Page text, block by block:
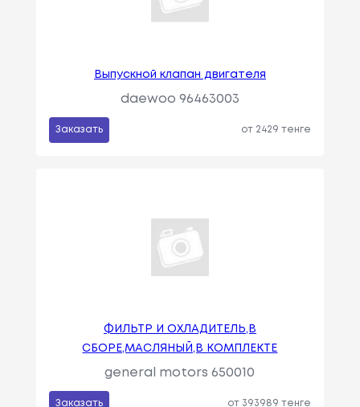
Выпускной клапан двигателя
daewoo 96463003
Заказать от 2429 тенге
ФИЛЬТР И ОХЛАДИТЕЛЬ,В
СБОРЕ,МАСЛЯНЫЙ,В КОМПЛЕКТЕ
general motors 650010
Заказать от 393989 тенге